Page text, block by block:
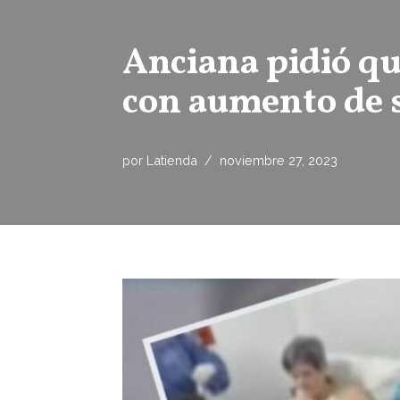
Anciana pidió
con aumento de
por Latienda noviembre 27, 2023